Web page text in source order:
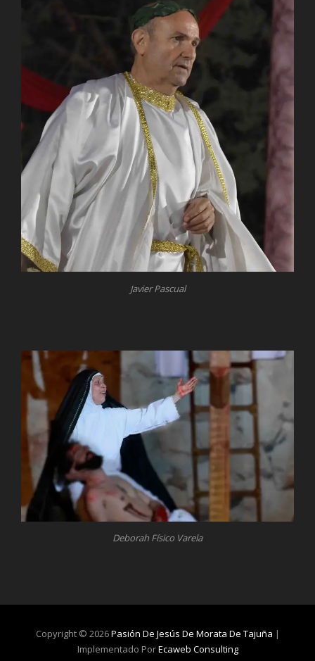
Javier Pascual
Deborah Físico Varela
Copyright © 2026Pasión De Jesús De Morata De Tajuña |
Implementado PorEcaweb Consulting